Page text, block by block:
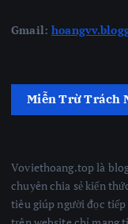
Gmail:
Miễn Trừ Trách
Voviethoang.top là
chuyên chia sẻ kiến
tiêu giúp người đọc